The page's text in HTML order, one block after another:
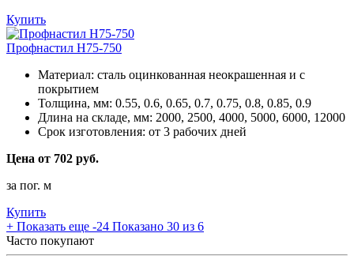
Купить
Профнастил Н75-750
Материал: сталь оцинкованная неокрашенная и с
покрытием
Толщина, мм: 0.55, 0.6, 0.65, 0.7, 0.75, 0.8, 0.85, 0.9
Длина на складе, мм: 2000, 2500, 4000, 5000, 6000, 12000
Срок изготовления: от 3 рабочих дней
Цена от 702 руб.
за пог. м
Купить
+ Показать еще -24 Показано 30 из 6
Часто покупают